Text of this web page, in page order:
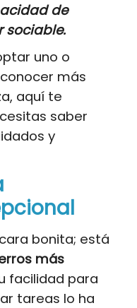
de
sociable.
uno o
más
aquí te
saber
y
bonita; está
más
facilidad para
tareas lo ha